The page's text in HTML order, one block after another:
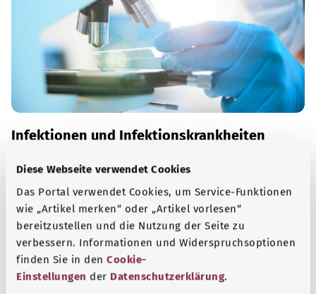
Diese Webseite verwendet Cookies
Das Portal verwendet Cookies, um Service-Funktionen
wie „Artikel merken“ oder „Artikel vorlesen“
bereitzustellen und die Nutzung der Seite zu
verbessern. Informationen und Widerspruchsoptionen
finden Sie in den Cookie-
Einstellungen der Datenschutzerklärung.
Infektionen und Infektionskrankheiten
Als Infektionskrankheiten werden Erkrankungen
Erreger entstehen.
Mehr erfahren